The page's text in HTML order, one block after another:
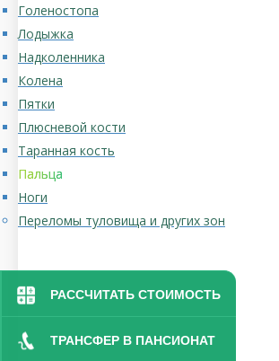
РАССЧИТАТЬ СТОИМОСТЬ
ТРАНСФЕР В ПАНСИОНАТ
Голеностопа
Лодыжка
Надколенника
Колена
Пятки
Плюсневой кости
Таранная кость
Пальца
Ноги
Переломы туловища и других зон